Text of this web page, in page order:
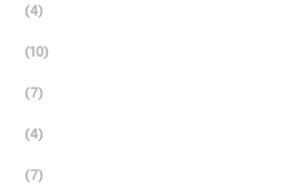
(4)
(10)
(7)
(4)
(7)